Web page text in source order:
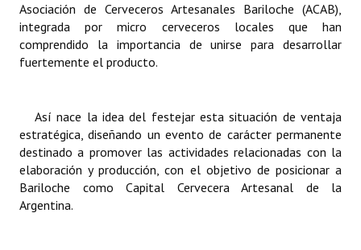
Reconocimientos - Registro
Bariloche, Municipio intercultural
REFORMA DE LA CARTA ORGÁNICA
Asociación de Cerveceros Artesanales Bariloche (ACAB),
integrada por micro cerveceros locales que han
comprendido la importancia de unirse para desarrollar
fuertemente el producto.
Así nace la idea del festejar esta situación de ventaja
estratégica, diseñando un evento de carácter permanente
destinado a promover las actividades relacionadas con la
elaboración y producción, con el objetivo de posicionar a
Bariloche como Capital Cervecera Artesanal de la
Argentina.